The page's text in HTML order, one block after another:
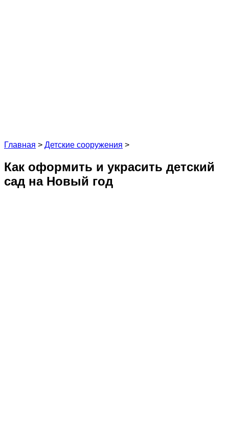
Главная > Детские сооружения >
Как оформить и украсить детский
сад на Новый год